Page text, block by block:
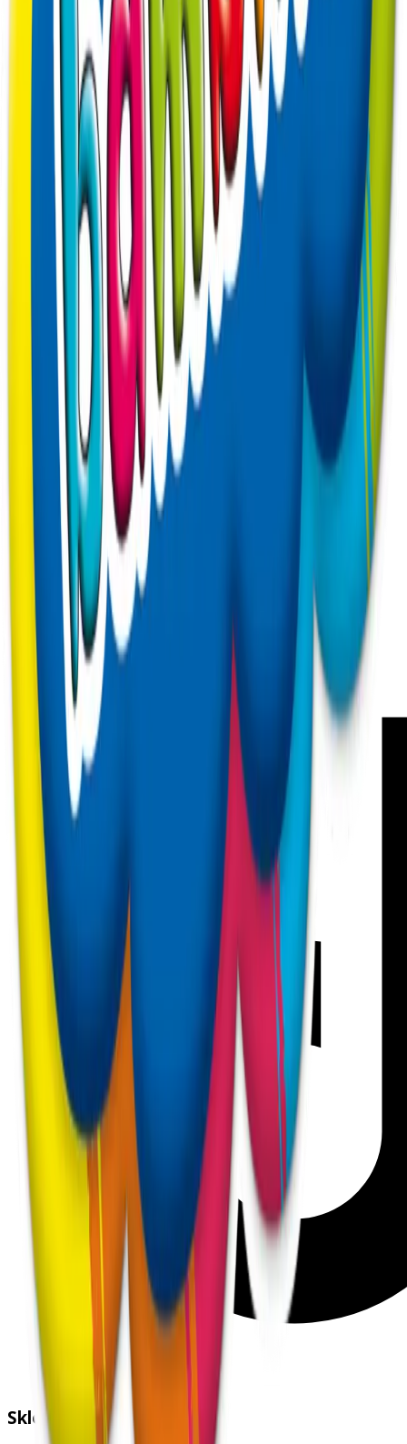
Powrót do listy artykułów
MWK Poland Sp. z o.o.
Ul. Piękna 14
64-300 Przyłęk
NIP 7882046515
+48787043669
@ biuro@wyprawki360.pl
PLN
6710 9018 5400 0000 0164 0634 69
EUR
0410 9018 5400 0000 0164 0635 36
Sklep